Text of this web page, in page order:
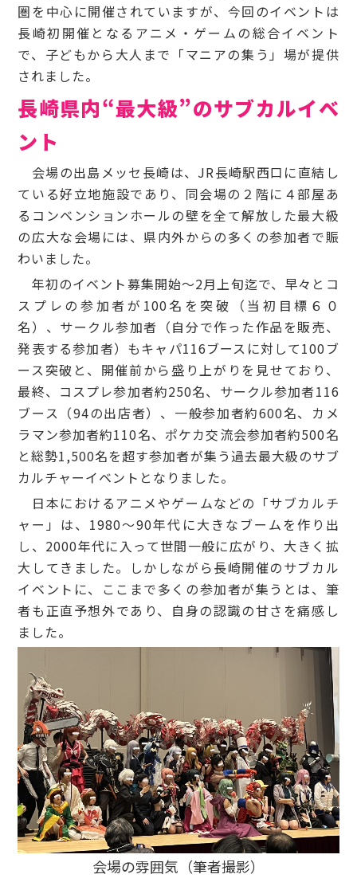
圏を中心に開催されていますが、今回のイベントは
長崎初開催となるアニメ・ゲームの総合イベント
で、子どもから大人まで「マニアの集う」場が提供
されました。
長崎県内“最大級”のサブカルイベ
ント
会場の出島メッセ長崎は、JR長崎駅西口に直結し
ている好立地施設であり、同会場の２階に４部屋あ
るコンベンションホールの壁を全て解放した最大級
の広大な会場には、県内外からの多くの参加者で賑
わいました。
年初のイベント募集開始～2月上旬迄で、早々とコ
スプレの参加者が100名を突破（当初目標６０
名）、サークル参加者（自分で作った作品を販売、
発表する参加者）もキャパ116ブースに対して100ブ
ース突破と、開催前から盛り上がりを見せており、
最終、コスプレ参加者約250名、サークル参加者116
ブース（94の出店者）、一般参加者約600名、カメ
ラマン参加者約110名、ポケカ交流会参加者約500名
と総勢1,500名を超す参加者が集う過去最大級のサブ
カルチャーイベントとなりました。
日本におけるアニメやゲームなどの「サブカルチ
ャー」は、1980～90年代に大きなブームを作り出
し、2000年代に入って世間一般に広がり、大きく拡
大してきました。しかしながら長崎開催のサブカル
イベントに、ここまで多くの参加者が集うとは、筆
者も正直予想外であり、自身の認識の甘さを痛感し
ました。
会場の雰囲気（筆者撮影）